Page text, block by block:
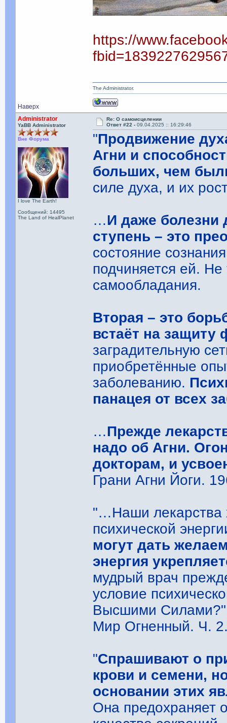
https://
Наверх
The Administrator.
Administrator
YaBB Administrator
Вне Форума
I love The Earth!
Сообщений: 14495
The Land of HealPlanet
Re: О самоисцелении
Ответ #22 -09.04.2025 :: 16:29:46
"Продвижение
Агни и
больших, чем
силе духа, и их
…И даже болезни
ступень – это
состояние
подчиняется ей.
самообладания.
Вторая – это
встаёт на защиту
заградительную
приобретённые
заболеванию.
панацея от всех
…Прежде
надо об Агни.
докторам, и
Грани Агни Йоги.
"…Наши лекарства
психической
могут дать
энергия
мудрый врач
условие
Высшими Силами?"
Мир Огненный. Ч.
"Спрашивают о
крови и семени,
основании этих
Она предохраняет